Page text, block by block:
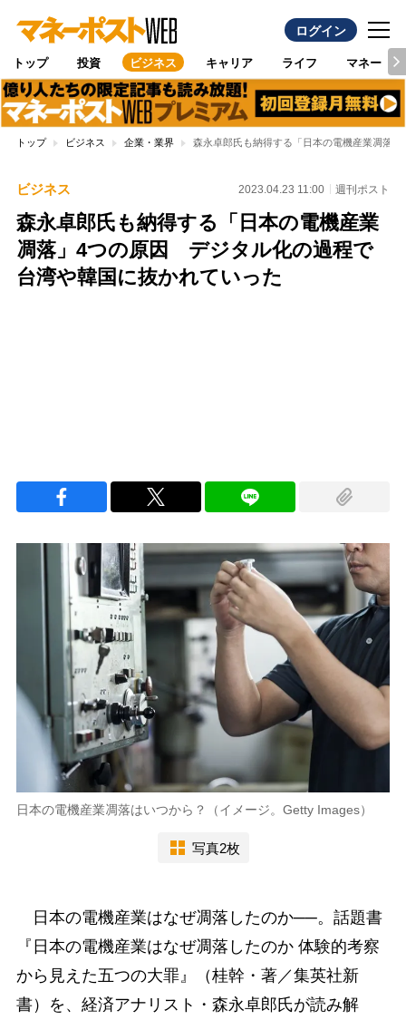
ログイン
トップ 投資 ビジネス キャリア ライフ マネー
トップ ビジネス 企業・業界 森永卓郎氏も納得する「日本の電機産業凋落
ビジネス 2023.04.23 11:00 週刊ポスト
森永卓郎氏も納得する「日本の電機産業
凋落」4つの原因 デジタル化の過程で
台湾や韓国に抜かれていった
日本の電機産業凋落はいつから？（イメージ。Getty Images）
写真2枚
日本の電機産業はなぜ凋落したのか──。話題書
『日本の電機産業はなぜ凋落したのか 体験的考察
から見えた五つの大罪』（桂幹・著／集英社新
書）を、経済アナリスト・森永卓郎氏が読み解